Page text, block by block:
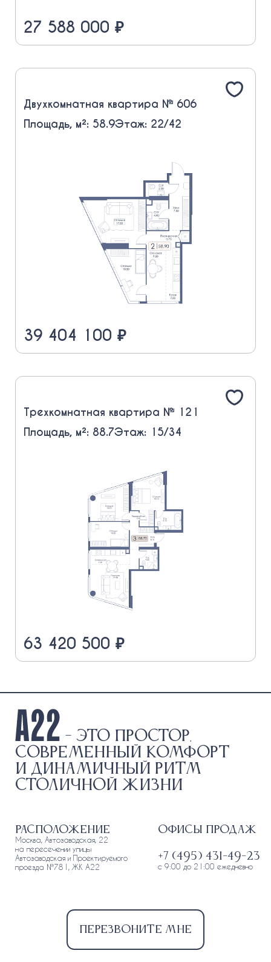
27 588 000 ₽
Двухкомнатная квартира № 606
Площадь, м²: 58.9Этаж: 22/42
39 404 100 ₽
Трехкомнатная квартира № 121
Площадь, м²: 88.7Этаж: 15/34
63 420 500 ₽
- это простор,
современный комфорт
и динамичный ритм
столичной жизни
Расположение
Москва, Автозаводская, 22
на пересечении улицы
Автозаводская и Проектируемого
проезда №781, ЖК А22
Офисы продаж
+7 (495) 431-49-23
с 9:00 до 21:00 ежедневно
Перезвоните мне